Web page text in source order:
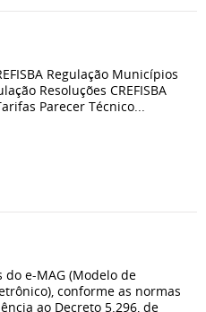
Regulação Municípios
Resoluções CREFISBA
Parecer Técnico...
e-MAG (Modelo de
conforme as normas
ao Decreto 5.296, de